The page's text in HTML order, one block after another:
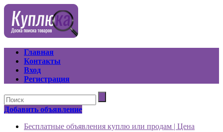
Главная
Контакты
Вход
Регистрация
Добавить объявление
Бесплатные объявления куплю или продам | Цена